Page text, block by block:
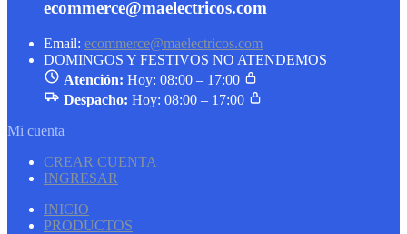
ecommerce@maelectricos.com
Email: ecommerce@maelectricos.com
DOMINGOS Y FESTIVOS NO ATENDEMOS
Atención: Hoy: 08:00 – 17:00
Despacho: Hoy: 08:00 – 17:00
Mi cuenta
CREAR CUENTA
INGRESAR
INICIO
PRODUCTOS